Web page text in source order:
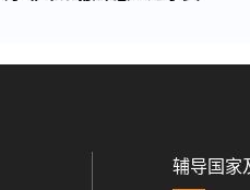
辅导国家